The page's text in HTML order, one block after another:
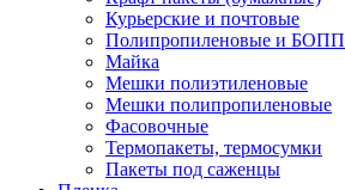
Курьерские и почтовые
Полипропиленовые и БОПП
Майка
Мешки полиэтиленовые
Мешки полипропиленовые
Фасовочные
Термопакеты, термосумки
Пакеты под саженцы